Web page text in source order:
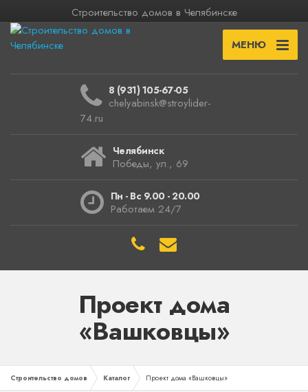
Строительство домов в Челябинске
МЕНЮ
8 (931) 105-67-05
chelyabinsk@stroylider-
74.ru
Челябинск
Победы, ул., 69
Пн - Вс 9.00 - 20.00
Работаем 24/7
Проект дома
«Вашковцы»
Строительство домов Каталог Проект дома «Вашковцы»